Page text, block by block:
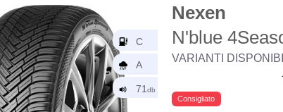
Nexen
N'blue
VARIANTI
Consigliato